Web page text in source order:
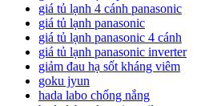
giá tủ lạnh 4 cánh panasonic
giá tủ lạnh panasonic
giá tủ lạnh panasonic 4 cánh
giá tủ lạnh panasonic inverter
giảm đau hạ sốt kháng viêm
goku jyun
hada labo chống nắng